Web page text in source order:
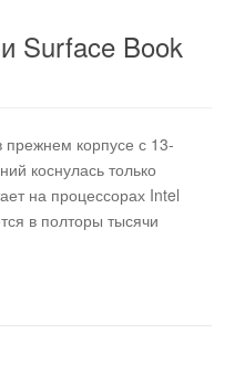
Surface Book
корпусе с 13-
коснулась только
на процессорах Intel
в полторы тысячи